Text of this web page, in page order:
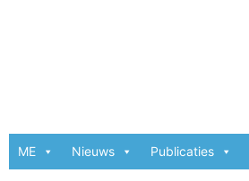
ME Nieuws Publicaties